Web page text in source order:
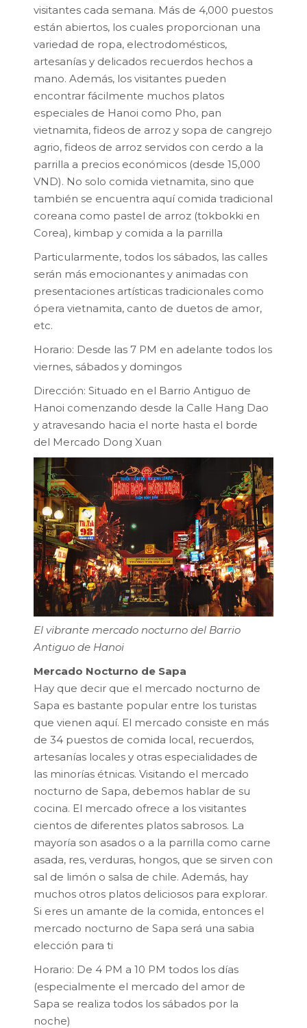
visitantes cada semana. Más de 4,000 puestos
están abiertos, los cuales proporcionan una
variedad de ropa, electrodomésticos,
artesanías y delicados recuerdos hechos a
mano. Además, los visitantes pueden
encontrar fácilmente muchos platos
especiales de Hanoi como Pho, pan
vietnamita, fideos de arroz y sopa de cangrejo
agrio, fideos de arroz servidos con cerdo a la
parrilla a precios económicos (desde 15,000
VND). No solo comida vietnamita, sino que
también se encuentra aquí comida tradicional
coreana como pastel de arroz (tokbokki en
Corea), kimbap y comida a la parrilla
Particularmente, todos los sábados, las calles
serán más emocionantes y animadas con
presentaciones artísticas tradicionales como
ópera vietnamita, canto de duetos de amor,
etc.
Horario: Desde las 7 PM en adelante todos los
viernes, sábados y domingos
Dirección: Situado en el Barrio Antiguo de
Hanoi comenzando desde la Calle Hang Dao
y atravesando hacia el norte hasta el borde
del Mercado Dong Xuan
El vibrante mercado nocturno del Barrio
Antiguo de Hanoi
Mercado Nocturno de Sapa
Hay que decir que el mercado nocturno de
Sapa es bastante popular entre los turistas
que vienen aquí. El mercado consiste en más
de 34 puestos de comida local, recuerdos,
artesanías locales y otras especialidades de
las minorías étnicas. Visitando el mercado
nocturno de Sapa, debemos hablar de su
cocina. El mercado ofrece a los visitantes
cientos de diferentes platos sabrosos. La
mayoría son asados o a la parrilla como carne
asada, res, verduras, hongos, que se sirven con
sal de limón o salsa de chile. Además, hay
muchos otros platos deliciosos para explorar.
Si eres un amante de la comida, entonces el
mercado nocturno de Sapa será una sabia
elección para ti
Horario: De 4 PM a 10 PM todos los días
(especialmente el mercado del amor de
Sapa se realiza todos los sábados por la
noche)